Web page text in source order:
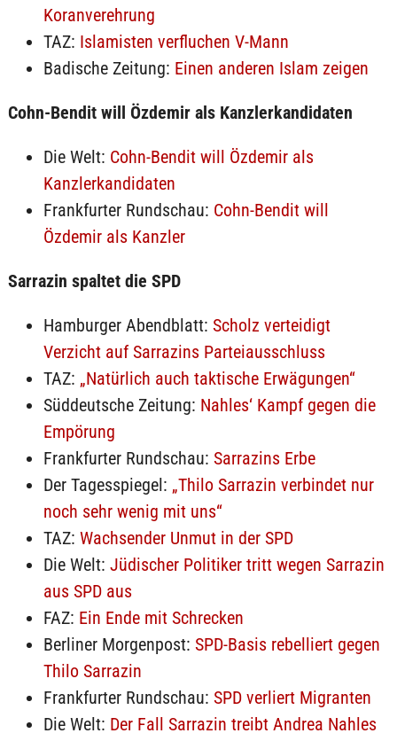
Koranverehrung
TAZ: Islamisten verfluchen V-Mann
Badische Zeitung: Einen anderen Islam zeigen
Cohn-Bendit will Özdemir als Kanzlerkandidaten
Die Welt: Cohn-Bendit will Özdemir als
Kanzlerkandidaten
Frankfurter Rundschau: Cohn-Bendit will
Özdemir als Kanzler
Sarrazin spaltet die SPD
Hamburger Abendblatt: Scholz verteidigt
Verzicht auf Sarrazins Parteiausschluss
TAZ: „Natürlich auch taktische Erwägungen“
Süddeutsche Zeitung: Nahles‘ Kampf gegen die
Empörung
Frankfurter Rundschau: Sarrazins Erbe
Der Tagesspiegel: „Thilo Sarrazin verbindet nur
noch sehr wenig mit uns“
TAZ: Wachsender Unmut in der SPD
Die Welt: Jüdischer Politiker tritt wegen Sarrazin
aus SPD aus
FAZ: Ein Ende mit Schrecken
Berliner Morgenpost: SPD-Basis rebelliert gegen
Thilo Sarrazin
Frankfurter Rundschau: SPD verliert Migranten
Die Welt: Der Fall Sarrazin treibt Andrea Nahles